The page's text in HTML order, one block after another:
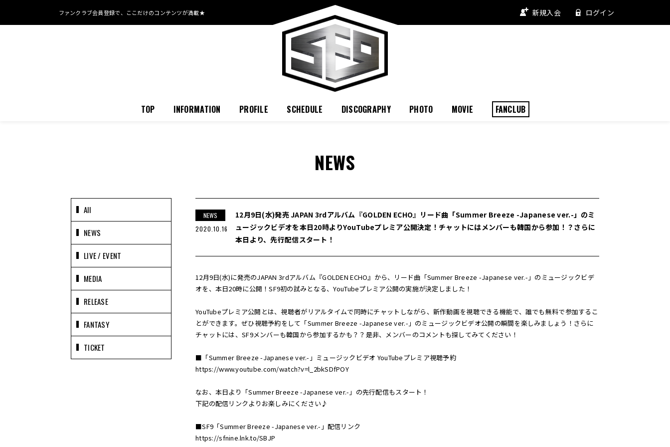
ファンクラブ会員登録で、 ここだけのコンテンツが満載★ 新規入会 ログイン
TOP INFORMATION PROFILE SCHEDULE DISCOGRAPHY PHOTO MOVIE FANCLUB
NEWS
All
NEWS
LIVE / EVENT
MEDIA
RELEASE
FANTASY
TICKET
NEWS
2020.10.16
12月9日(水)発売 JAPAN 3rdアルバム『GOLDEN ECHO』リード曲「Summer Breeze -Japanese ver.-」のミ
ュージックビデオを本日20時よりYouTubeプレミア公開決定！チャットにはメンバーも韓国から参加！？さらに
本日より、先行配信スタート！
12月9日(水)に発売のJAPAN 3rdアルバム『GOLDEN ECHO』から、リード曲「Summer Breeze -Japanese ver.-」のミュージックビデ
オを、本日20時に公開！SF9初の試みとなる、YouTubeプレミア公開の実施が決定しました！
YouTubeプレミア公開とは、視聴者がリアルタイムで同時にチャットしながら、新作動画を視聴できる機能で、誰でも無料で参加するこ
とができます。ぜひ視聴予約をして「Summer Breeze -Japanese ver.-」のミュージックビデオ公開の瞬間を楽しみましょう！さらに
チャットには、SF9メンバーも韓国から参加するかも？？是非、メンバーのコメントも探してみてください！
■「Summer Breeze -Japanese ver.-」ミュージックビデオ YouTubeプレミア視聴予約
https://www.youtube.com/watch?v=l_2bkSDfPOY
なお、本日より「Summer Breeze -Japanese ver.-」の先行配信もスタート！
下記の配信リンクよりお楽しみにください♪
■SF9「Summer Breeze -Japanese ver.-」配信リンク
https://sfnine.lnk.to/SBJP